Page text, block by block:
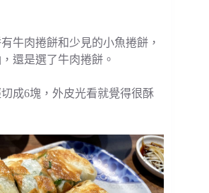
牛肉捲餅和少見的小魚捲餅，
還是選了牛肉捲餅。
成6塊，外皮光看就覺得很酥